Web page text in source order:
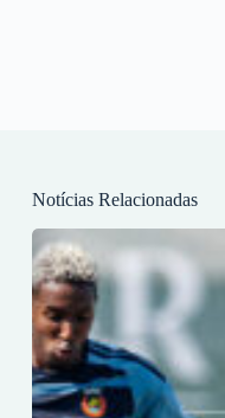
Notícias Relacionadas